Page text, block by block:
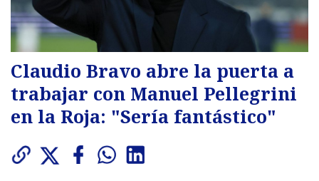
Claudio Bravo abre la puerta a
trabajar con Manuel Pellegrini
en la Roja: "Sería fantástico"